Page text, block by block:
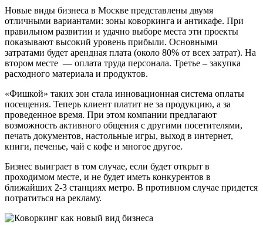
Новые виды бизнеса в Москве представлены двумя
отличными вариантами: зоны коворкинга и антикафе. При
правильном развитии и удачно выборе места эти проекты
показывают высокий уровень прибыли. Основными
затратами будет арендная плата (около 80% от всех затрат). На
втором месте — оплата труда персонала. Третье – закупка
расходного материала и продуктов.
«Фишкой» таких зон стала инновационная система оплаты
посещения. Теперь клиент платит не за продукцию, а за
проведенное время. При этом компании предлагают
возможность активного общения с другими посетителями,
печать документов, настольные игры, выход в интернет,
книги, печенье, чай с кофе и многое другое.
Бизнес выиграет в том случае, если будет открыт в
проходимом месте, и не будет иметь конкурентов в
ближайших 2-3 станциях метро. В противном случае придется
потратиться на рекламу.